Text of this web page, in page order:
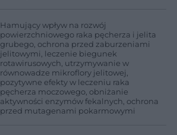
Hamujący wpływ na rozwój
powierzchniowego raka pęcherza i jelita
grubego, ochrona przed zaburzeniami
jelitowymi, leczenie biegunek
rotawirusowych, utrzymywanie w
równowadze mikroflory jelitowej,
pozytywne efekty w leczeniu raka
pęcherza moczowego, obniżanie
aktywności enzymów fekalnych, ochrona
przed mutagenami pokarmowymi